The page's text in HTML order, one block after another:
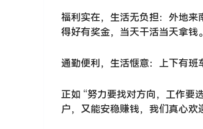
福利实在，生活无负担：外地
得好有奖金，当天干活当天拿钱。
通勤便利，生活惬意：上下有班
正如 “努力要找对方向，工作要
户，又能安稳赚钱，我们真心欢